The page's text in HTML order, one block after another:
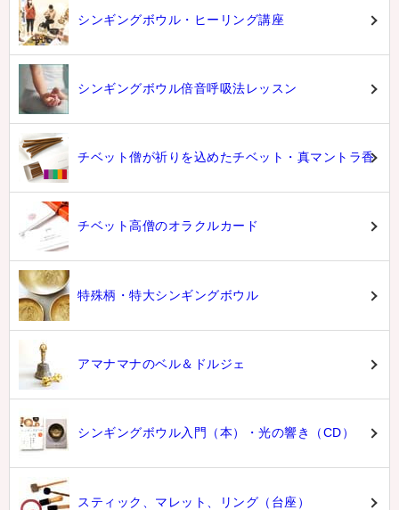
シンギングボウル・ヒーリング講座
シンギングボウル倍音呼吸法レッスン
チベット僧が祈りを込めたチベット・真マントラ香
チベット高僧のオラクルカード
特殊柄・特大シンギングボウル
アマナマナのベル＆ドルジェ
シンギングボウル入門（本）・光の響き（CD）
スティック、マレット、リング（台座）